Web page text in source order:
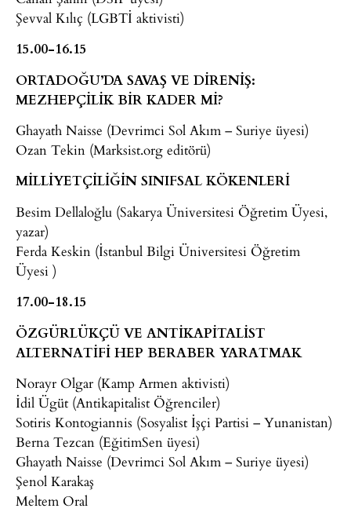
Şevval Kılıç (LGBTİ aktivisti)
15.00-16.15
ORTADOĞU’DA SAVAŞ VE DİRENİŞ:
MEZHEPÇİLİK BİR KADER Mİ?
Ghayath Naisse (Devrimci Sol Akım – Suriye üyesi)
Ozan Tekin (Marksist.org editörü)
MİLLİYETÇİLİĞİN SINIFSAL KÖKENLERİ
Besim Dellaloğlu (Sakarya Üniversitesi Öğretim Üyesi,
yazar)
Ferda Keskin (İstanbul Bilgi Üniversitesi Öğretim
Üyesi )
17.00-18.15
ÖZGÜRLÜKÇÜ VE ANTİKAPİTALİST
ALTERNATİFİ HEP BERABER YARATMAK
Norayr Olgar (Kamp Armen aktivisti)
İdil Ügüt (Antikapitalist Öğrenciler)
Sotiris Kontogiannis (Sosyalist İşçi Partisi – Yunanistan)
Berna Tezcan (EğitimSen üyesi)
Ghayath Naisse (Devrimci Sol Akım – Suriye üyesi)
Şenol Karakaş
Meltem Oral